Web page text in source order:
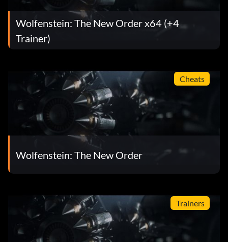
Wolfenstein: The New Order x64 (+4
Trainer)
Cheats
Wolfenstein: The New Order
Trainers